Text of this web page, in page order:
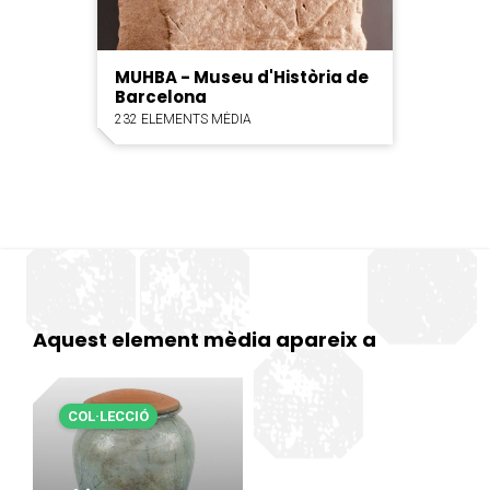
MUHBA - Museu d'Història de
Barcelona
232 ELEMENTS MÈDIA
Aquest element mèdia apareix a
COL·LECCIÓ